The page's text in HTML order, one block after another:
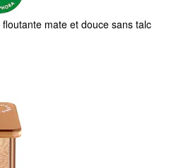
mate et douce sans talc